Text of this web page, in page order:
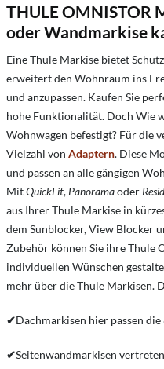
THULE OMNISTOR
oder Wandmarkise
Eine Thule Markise bietet
erweitert den Wohnraum ins
und anzupassen. Kaufen Sie
hohe Funktionalität. Doch Wie
Wohnwagen befestigt? Für die
Vielzahl von Adaptern. Diese
und passen an alle gängigen
MitQuickFit, Panoramaoder
aus Ihrer Thule Markise in
dem Sunblocker, View Blocker
Zubehör können Sie ihre Thule
individuellen Wünschen
mehr über die Thule Markisen.
✔Dachmarkisen hier passen die
✔Seitenwandmarkisen